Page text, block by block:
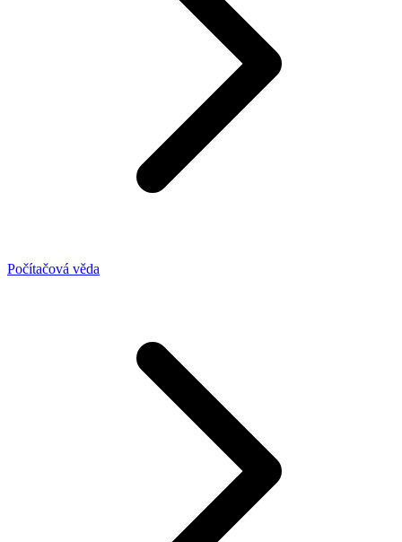
Počítačová věda